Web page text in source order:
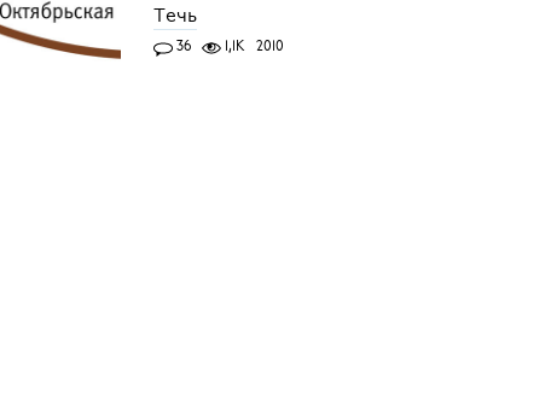
Течь
36 1,1K 2010